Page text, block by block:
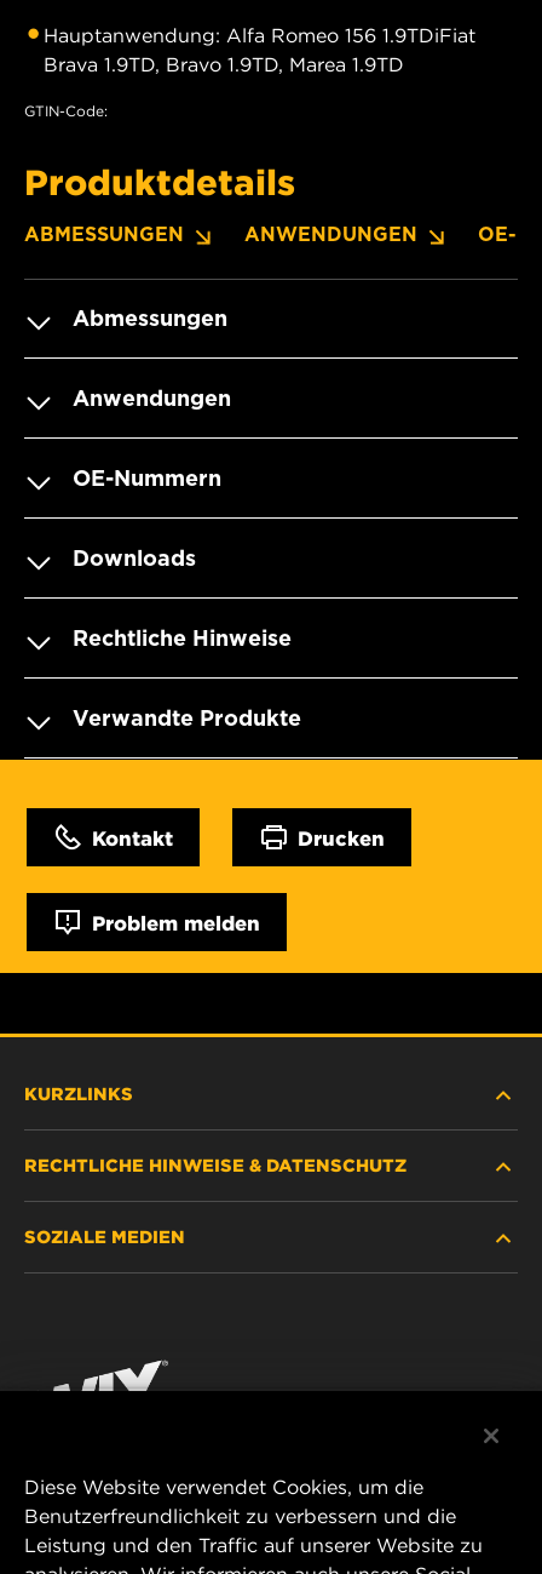
Hauptanwendung: Alfa Romeo 156 1.9TDiFiat
Brava 1.9TD, Bravo 1.9TD, Marea 1.9TD
GTIN-Code:
Produktdetails
ABMESSUNGEN ANWENDUNGEN OE-
Abmessungen
Anwendungen
OE-Nummern
Downloads
Rechtliche Hinweise
Verwandte Produkte
Kontakt Drucken
Problem melden
KURZLINKS
HÄNDLERSUCHE
KONTAKT
RECHTLICHE HINWEISE & DATENSCHUTZ
IMPRESSUM
SOZIALE MEDIEN
YouTube
MANN+HUMMEL FT Poland
ul. Wrocławska 145,
Diese Website verwendet Cookies, um die
Benutzerfreundlichkeit zu verbessern und die
Leistung und den Traffic auf unserer Website zu